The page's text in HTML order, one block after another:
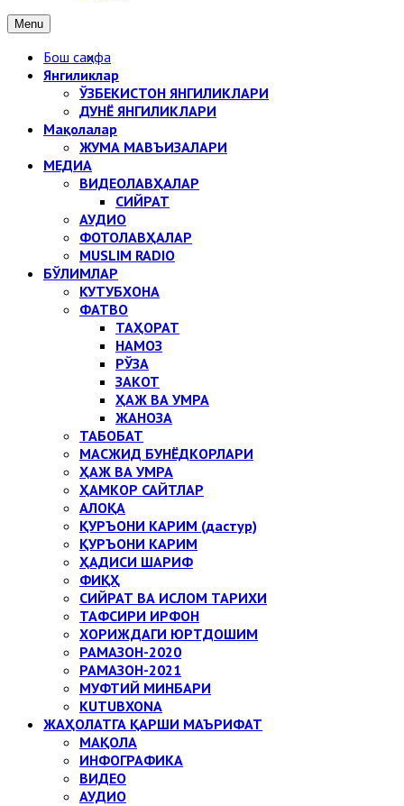
Menu
Бош саҳифа
Янгиликлар
ЎЗБЕКИСТОН ЯНГИЛИКЛАРИ
ДУНЁ ЯНГИЛИКЛАРИ
Мақолалар
ЖУМА МАВЪИЗАЛАРИ
МЕДИА
ВИДЕОЛАВҲАЛАР
СИЙРАТ
АУДИО
ФОТОЛАВҲАЛАР
MUSLIM RADIO
БЎЛИМЛАР
КУТУБХОНА
ФАТВО
ТАҲОРАТ
НАМОЗ
РЎЗА
ЗАКОТ
ҲАЖ ВА УМРА
ЖАНОЗА
ТАБОБАТ
МАСЖИД БУНЁДКОРЛАРИ
ҲАЖ ВА УМРА
ҲАМКОР САЙТЛАР
АЛОҚА
ҚУРЪОНИ КАРИМ (дастур)
ҚУРЪОНИ КАРИМ
ҲАДИСИ ШАРИФ
ФИҚҲ
СИЙРАТ ВА ИСЛОМ ТАРИХИ
ТАФСИРИ ИРФОН
ХОРИЖДАГИ ЮРТДОШИМ
РАМАЗОН-2020
РАМАЗОН-2021
МУФТИЙ МИНБАРИ
KUTUBXONA
ЖАҲОЛАТГА ҚАРШИ МАЪРИФАТ
МАҚОЛА
ИНФОГРАФИКА
ВИДЕО
АУДИО